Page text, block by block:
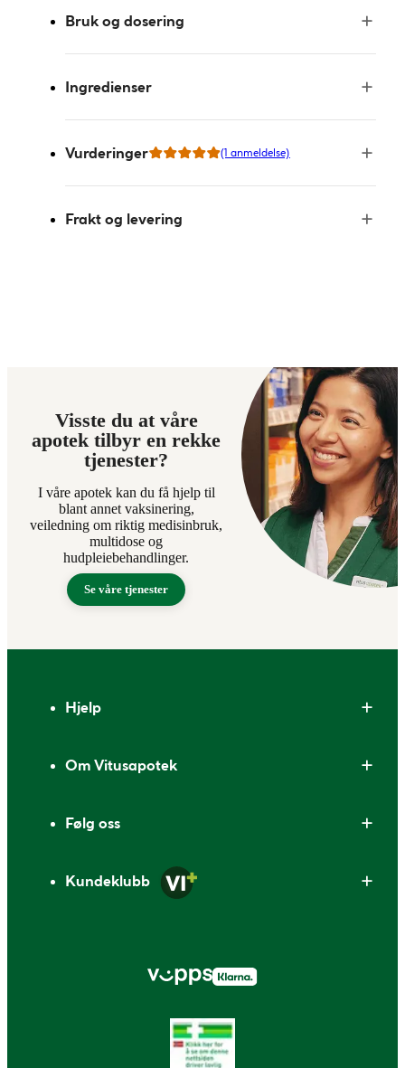
Bruk og dosering
Ingredienser
Vurderinger (1 anmeldelse)
Frakt og levering
Visste du at våre
apotek tilbyr en rekke
tjenester?
I våre apotek kan du få hjelp til
blant annet vaksinering,
veiledning om riktig medisinbruk,
multidose og
hudpleiebehandlinger.
Se våre tjenester
Hjelp
Om Vitusapotek
Følg oss
Kundeklubb